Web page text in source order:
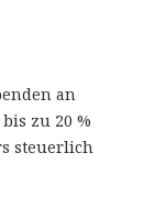
an
zu 20 %
steuerlich